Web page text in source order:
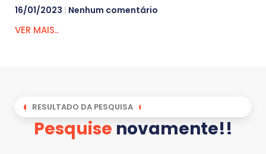
16/01/2023 Nenhum comentário
VER MAIS..
RESULTADO DA PESQUISA
Pesquise novamente!!